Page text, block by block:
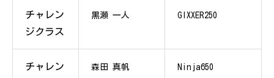
チャレン
ジクラス
黒瀬 一人 GIXXER250
チャレン
森田 真帆 Ninja650